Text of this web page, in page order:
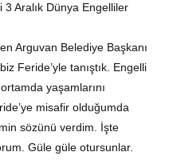
3 Aralık Dünya Engelliler
Arguvan Belediye Başkanı
Feride’yle tanıştık. Engelli
yaşamlarını
misafir olduğumda
sözünü verdim. İşte
Güle güle otursunlar.